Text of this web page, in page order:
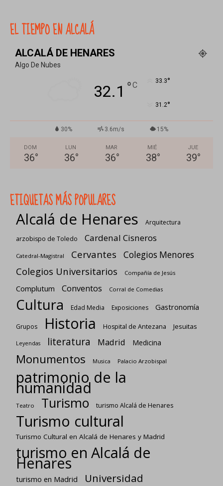
EL TIEMPO EN ALCALÁ
ALCALÁ DE HENARES
Algo De Nubes
32.1 °C 33.3°
31.2°
30% 3.6m/s 15%
DOM
36°
LUN
36°
MAR
36°
MIÉ
38°
JUE
39°
ETIQUETAS MÁS POPULARES
Alcalá de Henares
Arquitectura
arzobispo de Toledo
Cardenal Cisneros
Catedral-Magistral Cervantes Colegios Menores
Colegios Universitarios Compañía de Jesús
Complutum Conventos Corral de Comedias
Cultura Edad Media Exposiciones Gastronomía
Grupos Historia Hospital de Antezana Jesuitas
Leyendas literatura Madrid Medicina
Monumentos Musica Palacio Arzobispal
patrimonio de la
humanidad
Teatro Turismo turismo Alcalá de Henares
Turismo cultural
Turismo Cultural en Alcalá de Henares y Madrid
turismo en Alcalá de
Henares
turismo en Madrid Universidad